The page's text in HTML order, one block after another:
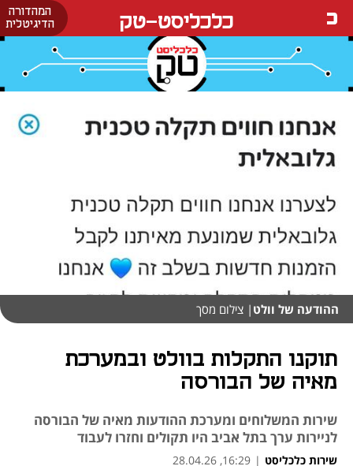
המהדורה
הדיגיטלית
כלכליסט-טק
ההודעה של וולט | צילום מסך
תוקנו התקלות בוולט ובמערכת
מאיה של הבורסה
שירות המשלוחים ומערכת ההודעות מאיה של הבורסה
לניירות ערך בתל אביב היו תקולים וחזרו לעבוד
שירות כלכליסט |
16:29, 28.04.26